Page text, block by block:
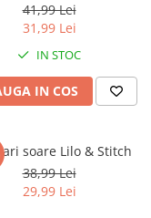
41,99 Lei
31,99 Lei
IN STOC
IN COS
soare Lilo & Stitch
38,99 Lei
29,99 Lei